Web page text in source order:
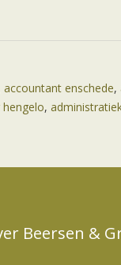
accountant enschede,
,
Beersen &